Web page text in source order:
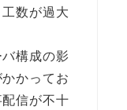
数が過大
構成の影
かってお
信が不十